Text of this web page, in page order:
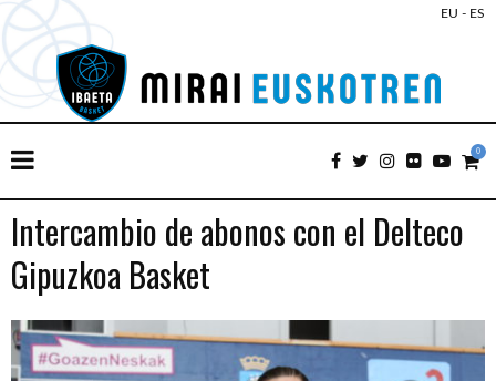
EU - ES
0
Intercambio de abonos con el Delteco
Gipuzkoa Basket